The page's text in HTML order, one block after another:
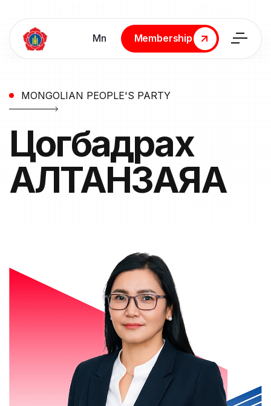
Мn
Membership
Membership
MONGOLIAN PEOPLE'S PARTY
Цогбадрах
АЛТАНЗАЯА